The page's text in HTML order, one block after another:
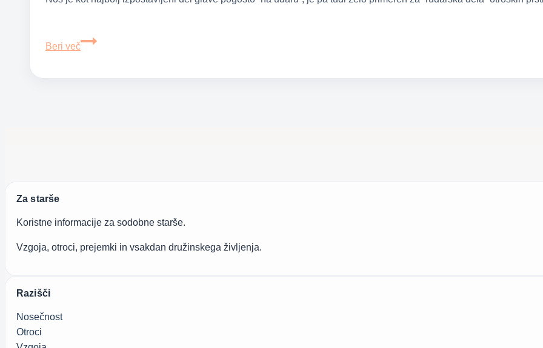
Beri več
Krvavitev
Za starše
Koristne informacije za sodobne starše.
Vzgoja, otroci, prejemki in vsakdan družinskega življenja.
Razišči
Nosečnost
Otroci